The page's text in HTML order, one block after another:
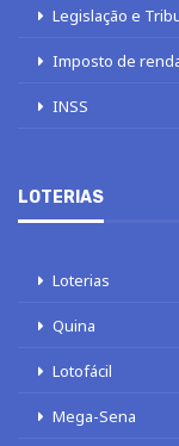
Legislação e
Imposto de
INSS
LOTERIAS
Loterias
Quina
Lotofácil
Mega-Sena